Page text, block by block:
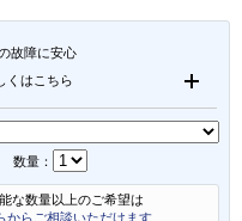
故障に安心
くはこちら
数量：
な数量以上のご希望は
からご相談いただけます